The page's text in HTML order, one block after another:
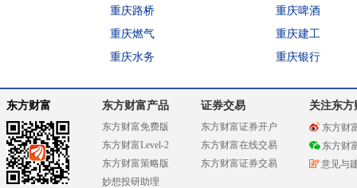
重庆路桥
重庆啤酒
重庆燃气
重庆建工
重庆水务
重庆银行
东方财富 东方财富产品
东方财富免费版
东方财富Level-2
东方财富策略版
妙想投研助理
证券交易
东方财富证券开户
东方财富在线交易
东方财富证券交易
关注东方
东方财
东方财
意见与